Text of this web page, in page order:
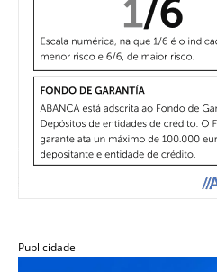
Publicidade